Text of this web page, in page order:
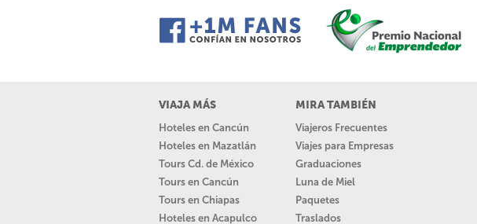
VIAJA MÁS
Hoteles en Cancún
Hoteles en Mazatlán
Tours Cd. de México
Tours en Cancún
Tours en Chiapas
Hoteles en Acapulco
MIRA TAMBIÉN
Viajeros Frecuentes
Viajes para Empresas
Graduaciones
Luna de Miel
Paquetes
Traslados